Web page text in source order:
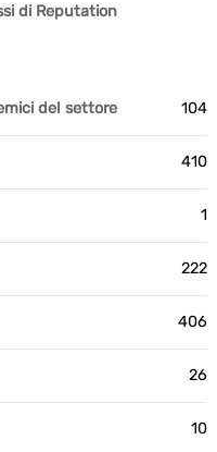
di Reputation
del settore 104
410
1
222
406
26
10